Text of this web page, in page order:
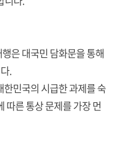
은 대국민 담화문을 통해
.
민국의 시급한 과제를 숙
따른 통상 문제를 가장 먼